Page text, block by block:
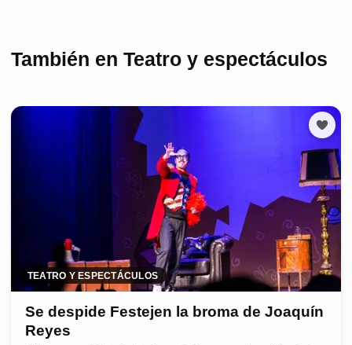
También en Teatro y espectáculos
TEATRO Y ESPECTÁCULOS
Se despide Festejen la broma de Joaquín
Reyes